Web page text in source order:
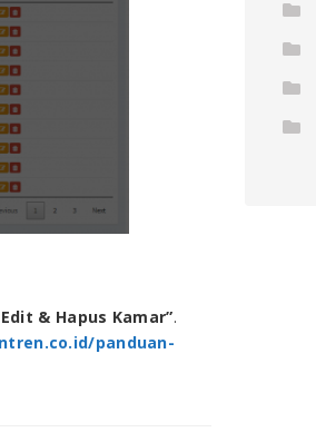
& Hapus Kamar”.
panduan-